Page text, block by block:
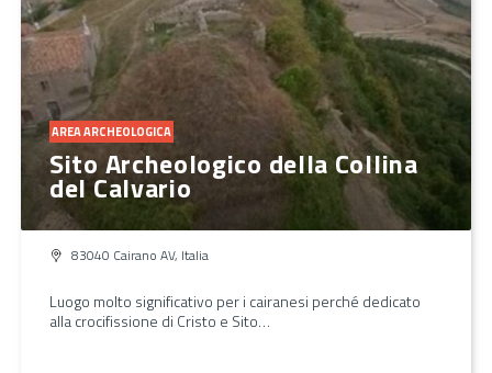
AREA ARCHEOLOGICA
Sito Archeologico della Collina
del Calvario
83040 Cairano AV, Italia
Luogo molto significativo per i cairanesi perché dedicato
alla crocifissione di Cristo e Sito…